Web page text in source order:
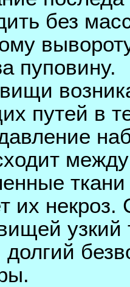
без
пуповину.
путей в
их